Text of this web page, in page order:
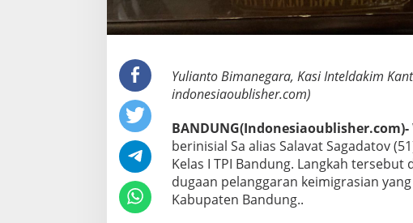
o
r
t
s
i
Yulianto Bimanegara, Kasi Inteldakim
indonesiaoublisher.com)
BANDUNG(Indonesiaoublisher.com)-
berinisial Sa alias Salavat Sagadatov
Kelas I TPI Bandung. Langkah
dugaan pelanggaran keimigrasian
Kabupaten Bandung..